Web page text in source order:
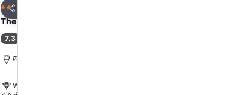
แชร์
2 ดาวโรงแรม
The Peak Songkhla
7.3
สงขลา, 5.3 km ถึง ตัวเมือง
WiFi ฟรี